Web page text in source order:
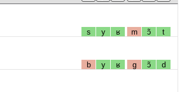
s y ʁ m ɔ̃ t
b y ʁ g ɔ̃ d